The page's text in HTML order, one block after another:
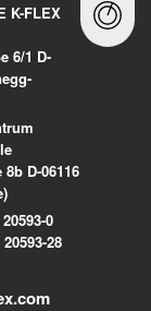
K-FLEX
6/1 D-
D-06116
0
28